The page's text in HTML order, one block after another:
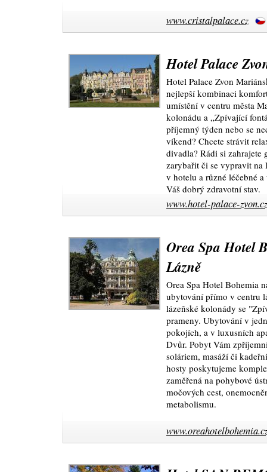
www.cristalpalace.cz
Hotel Palace
Hotel Palace Zvon
nejlepší kombinaci
umístění v centru města
kolonádu a „Zpívající
příjemný týden nebo se
víkend? Chcete strávit
divadla? Rádi si zahrajete
zarybařit či se vypravit
v hotelu a různé léčebné
Váš dobrý zdravotní stav.
www.hotel-palace-zvon.cz
Orea Spa Hotel
Lázně
Orea Spa Hotel Bohemia
ubytování přímo v centru
lázeňské kolonády se
prameny. Ubytování v
pokojích, a v luxusních
Dvůr. Pobyt Vám
soláriem, masáží či
hosty poskytujeme
zaměřená na pohybové
močových cest,
metabolismu.